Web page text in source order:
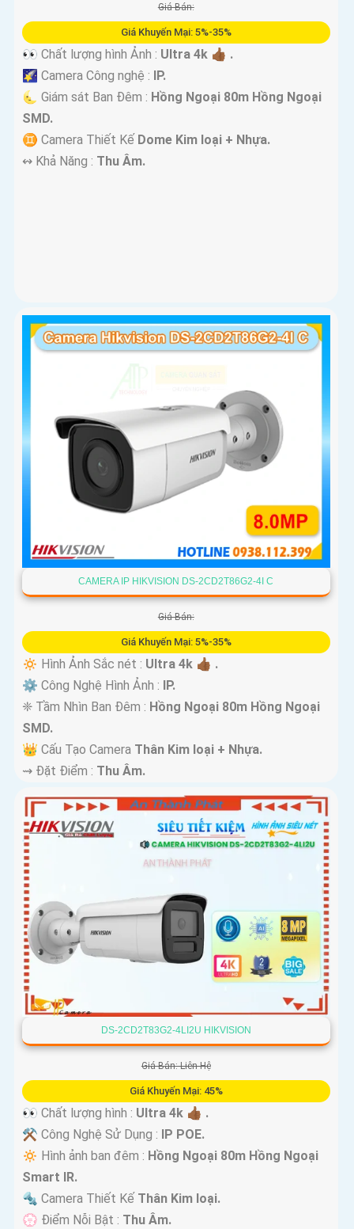
Giá Bán:
Giá Khuyến Mại: 5%-35%
️
👀 Chất lượng hình Ảnh : Ultra 4k 👍🏾 .
🌠 Camera Công nghệ : IP.
🌜 Giám sát Ban Đêm : Hồng Ngoại 80m Hồng Ngoại
SMD.
♊ Camera Thiết Kế Dome Kim loại + Nhựa.
️↭ Khả Năng : Thu Âm.
CAMERA IP HIKVISION DS-2CD2T86G2-4I C
Giá Bán:
Giá Khuyến Mại: 5%-35%
🔅 Hình Ảnh Sắc nét : Ultra 4k 👍🏾 .
⚙ Công Nghệ Hình Ảnh : IP.
❈ Tầm Nhìn Ban Đêm : Hồng Ngoại 80m Hồng Ngoại
SMD.
👑 Cấu Tạo Camera Thân Kim loại + Nhựa.
️⇝ Đặt Điểm : Thu Âm.
DS-2CD2T83G2-4LI2U HIKVISION
Giá Bán: Liên Hệ
Giá Khuyến Mại: 45%
️
👀 Chất lượng hình : Ultra 4k 👍🏾 .
⚒ Công Nghệ Sử Dụng :
IP POE.
🔅 Hình ảnh ban đêm : Hồng Ngoại 80m Hồng Ngoại
Smart IR.
🔩 Camera Thiết Kế Thân Kim loại.
️💮 Điểm Nỗi Bật : Thu Âm.